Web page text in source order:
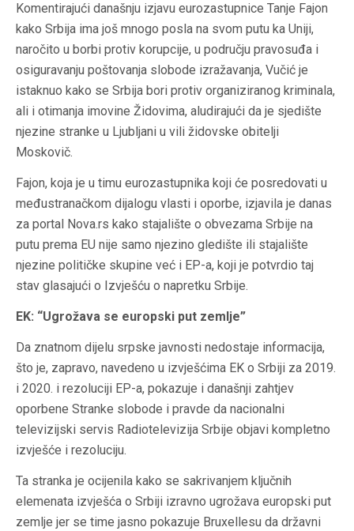
Komentirajući današnju izjavu eurozastupnice Tanje Fajon
kako Srbija ima još mnogo posla na svom putu ka Uniji,
naročito u borbi protiv korupcije, u području pravosuđa i
osiguravanju poštovanja slobode izražavanja, Vučić je
istaknuo kako se Srbija bori protiv organiziranog kriminala,
ali i otimanja imovine Židovima, aludirajući da je sjedište
njezine stranke u Ljubljani u vili židovske obitelji
Moskovič.
Fajon, koja je u timu eurozastupnika koji će posredovati u
međustranačkom dijalogu vlasti i oporbe, izjavila je danas
za portal Nova.rs kako stajalište o obvezama Srbije na
putu prema EU nije samo njezino gledište ili stajalište
njezine političke skupine već i EP-a, koji je potvrdio taj
stav glasajući o Izvješću o napretku Srbije.
EK: “Ugrožava se europski put zemlje”
Da znatnom dijelu srpske javnosti nedostaje informacija,
što je, zapravo, navedeno u izvješćima EK o Srbiji za 2019.
i 2020. i rezoluciji EP-a, pokazuje i današnji zahtjev
oporbene Stranke slobode i pravde da nacionalni
televizijski servis Radiotelevizija Srbije objavi kompletno
izvješće i rezoluciju.
Ta stranka je ocijenila kako se sakrivanjem ključnih
elemenata izvješća o Srbiji izravno ugrožava europski put
zemlje jer se time jasno pokazuje Bruxellesu da državni